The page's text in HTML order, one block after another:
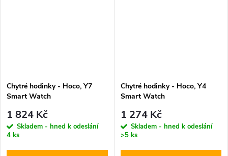
Chytré hodinky - Hoco, Y7
Smart Watch
1 824 Kč
Skladem - hned k odeslání
4 ks
Chytré hodinky - Hoco, Y4
Smart Watch
1 274 Kč
Skladem - hned k odeslání
>5 ks